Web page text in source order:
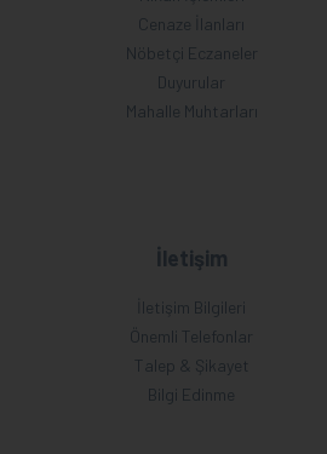
Cenaze İlanları
Nöbetçi Eczaneler
Duyurular
Mahalle Muhtarları
İletişim
İletişim Bilgileri
Önemli Telefonlar
Talep & Şikayet
Bilgi Edinme